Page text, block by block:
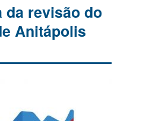
da revisão do
Anitápolis